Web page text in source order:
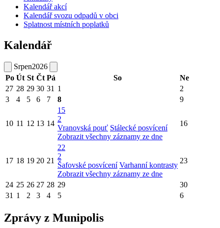
Kalendář akcí
Kalendář svozu odpadů v obci
Splatnost místních poplatků
Kalendář
Srpen2026
Po Út St Čt Pá So
Ne
27 28 29 30 31 1
2
3
4 5 6 7 8 9
10 11 12 13 14
15
2
Vranovská pouť Stálecké posvícení
Zobrazit všechny záznamy ze dne
16
17 18 19 20 21
22
2
Šafovské posvícení Varhanní kontrasty
Zobrazit všechny záznamy ze dne
23
24 25 26 27 28 29
30
31 1 2 3 4 5 6
Zprávy z Munipolis